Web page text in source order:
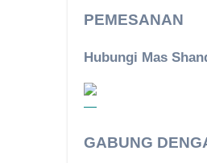
PEMESANAN
Hubungi Mas
GABUNG